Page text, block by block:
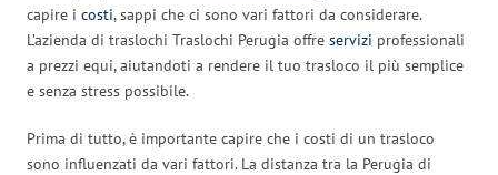
capire i costi, sappi che ci sono vari fattori da considerare.
L’azienda di traslochi Traslochi Perugia offre servizi professionali
a prezzi equi, aiutandoti a rendere il tuo trasloco il più semplice
e senza stress possibile.
Prima di tutto, è importante capire che i costi di un trasloco
sono influenzati da vari fattori. La distanza tra la Perugia di